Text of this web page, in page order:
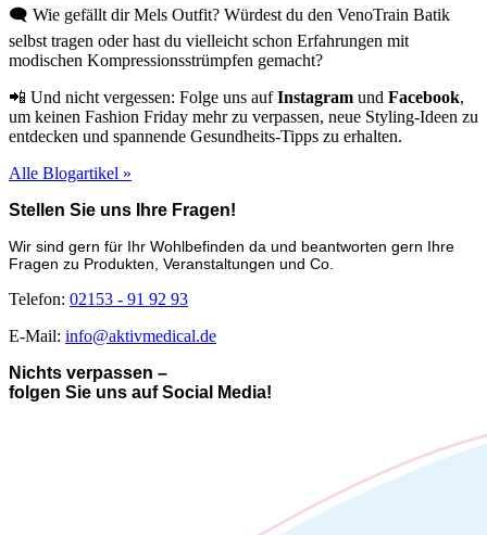
🗨️ Wie gefällt dir Mels Outfit? Würdest du den VenoTrain Batik
selbst tragen oder hast du vielleicht schon Erfahrungen mit
modischen Kompressionsstrümpfen gemacht?
📲 Und nicht vergessen: Folge uns aufInstagram und Facebook,
um keinen Fashion Friday mehr zu verpassen, neue Styling-Ideen zu
entdecken und spannende Gesundheits-Tipps zu erhalten.
Alle Blogartikel »
Stellen Sie uns Ihre Fragen!
Wir sind gern für Ihr Wohlbefinden da und beantworten gern Ihre
Fragen zu Produkten, Veranstaltungen und Co.
Telefon: 02153 - 91 92 93
E-Mail: info@aktivmedical.de
Nichts verpassen –
folgen Sie uns auf Social Media!